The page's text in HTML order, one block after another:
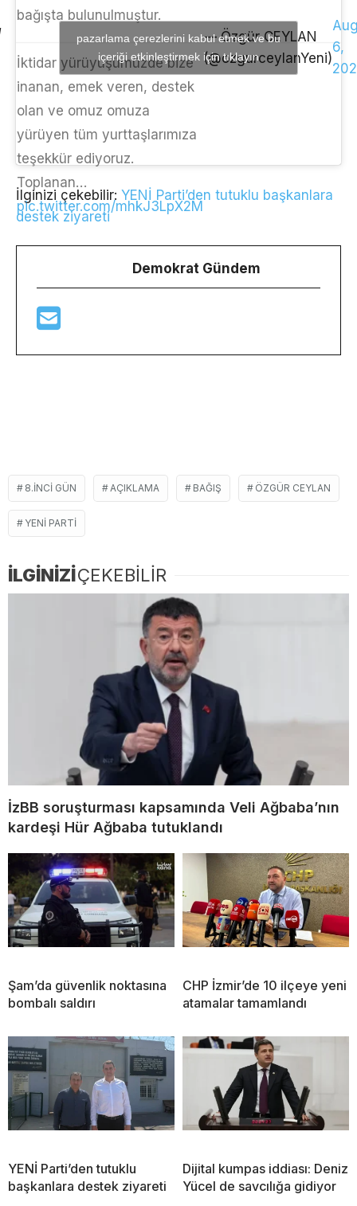
bağışta bulunulmuştur.
İktidar yürüyüşümüzde bize
inanan, emek veren, destek
olan ve omuz omuza
yürüyen tüm yurttaşlarımıza
teşekkür ediyoruz.
Toplanan…
pic.twitter.com/mhkJ3LpX2M
— Özgür CEYLAN
(@ozgurceylanYeni)
6,
pazarlama çerezlerini kabul etmek ve bu
içeriği etkinleştirmek için tıklayın
İlginizi çekebilir: YENİ Parti’den tutuklu başkanlara
destek ziyareti
Demokrat Gündem
8.INCI GÜN AÇIKLAMA BAĞIŞ ÖZGÜR CEYLAN
YENI PARTI
İLGİNİZİÇEKEBİLİR
İzBB soruşturması kapsamında Veli Ağbaba’nın
kardeşi Hür Ağbaba tutuklandı
Şam’da güvenlik noktasına
bombalı saldırı
CHP İzmir’de 10 ilçeye yeni
atamalar tamamlandı
YENİ Parti’den tutuklu
başkanlara destek ziyareti
Dijital kumpas iddiası: Deniz
Yücel de savcılığa gidiyor